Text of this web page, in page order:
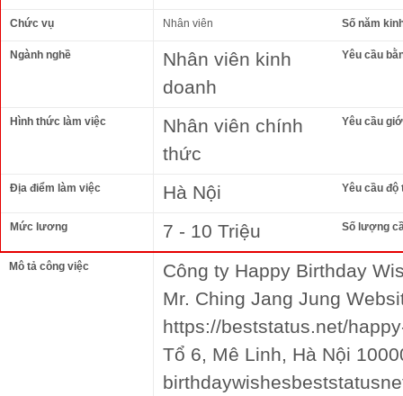
Chức vụ Nhân viên Số năm
Ngành nghề
Nhân viên kinh
doanh
Yêu cầu
Hình thức làm việc
Nhân viên chính
thức
Yêu cầu
Địa điểm làm việc Hà Nội Yêu cầu độ
Mức lương 7 - 10 Triệu Số lượng
Mô tả công việc
Công ty Happy Birthday
Mr. Ching Jang Jung
https://beststatus.net/
Tổ 6, Mê Linh, Hà Nội